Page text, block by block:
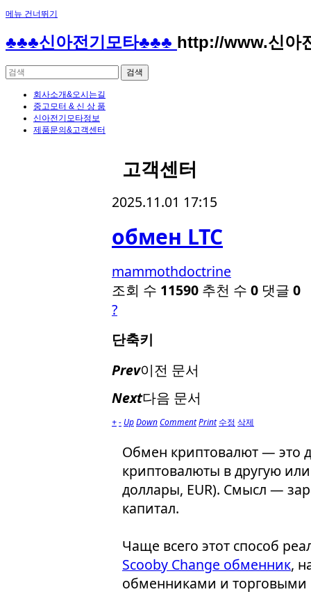
메뉴 건너뛰기
♣♣♣신아전기모타♣♣♣ http://www.신아
회사소개&오시는길
중고모터 & 신 상 품
신아전기모타정보
제품문의&고객센터
고객센터
2025.11.01 17:15
обмен LTC
mammothdoctrine
조회 수 11590 추천 수 0 댓글 0
?
단축키
Prev이전 문서
Next다음 문서
+- UpDownCommentPrint 수정 삭제
Обмен криптовалют — это
криптовалюты в другую
доллары, EUR). Смысл —
капитал.
Чаще всего этот способ
Scooby Change обменник,
обменниками и